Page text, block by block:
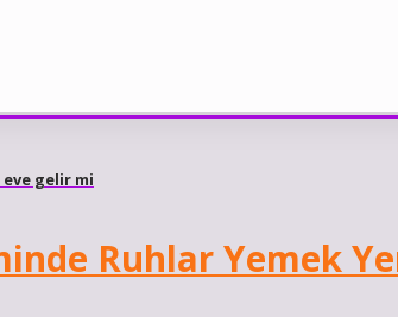
gelir mi
Ruhlar Yemek